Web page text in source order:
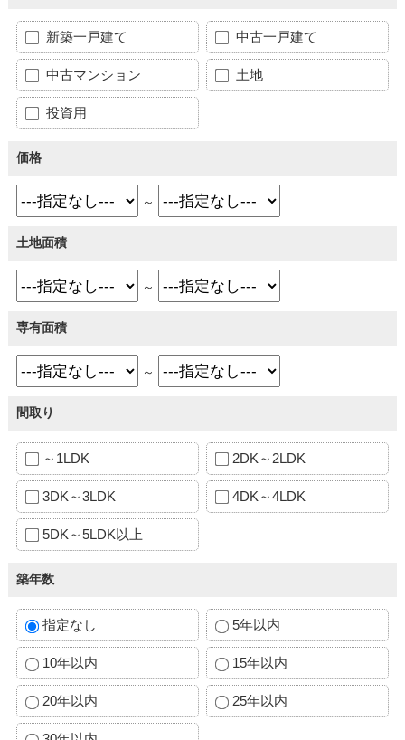
新築一戸建て 中古一戸建て
中古マンション 土地
投資用
価格
～
土地面積
～
専有面積
～
間取り
～1LDK 2DK～2LDK
3DK～3LDK 4DK～4LDK
5DK～5LDK以上
築年数
指定なし 5年以内
10年以内 15年以内
20年以内 25年以内